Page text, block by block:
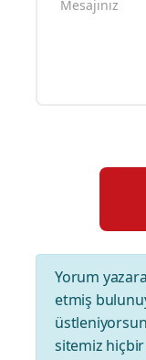
Yorum
etmiş
sitemiz